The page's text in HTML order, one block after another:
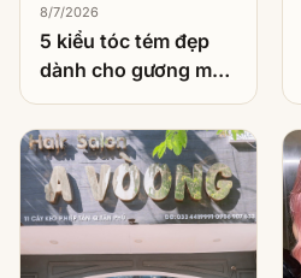
8/7/2026
5 kiểu tóc tém đẹp
dành cho gương mặt
tròn